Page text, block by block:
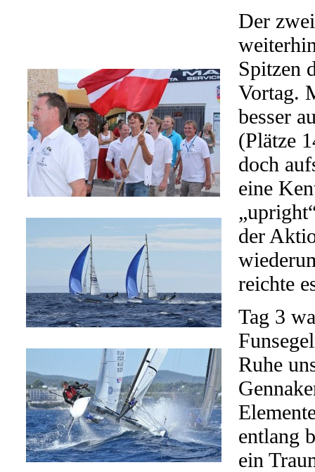
Der
Spitzen
Vortag.
besser
(Plätze
doch
eine
der
reichte
Tag 3
Ruhe
entlang
ein